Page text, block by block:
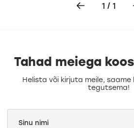
1 / 1
Tahad meiega
Helista või kirjuta meile, saame
tegutsema!